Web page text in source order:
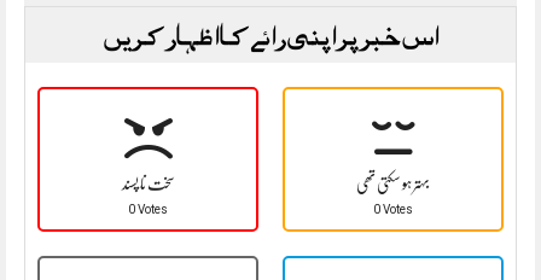
اس خبر پر اپنی رائے کا اظہار کریں
سخت نا پسند
0 Votes
بہتر ہو سکتی تھی
0 Votes